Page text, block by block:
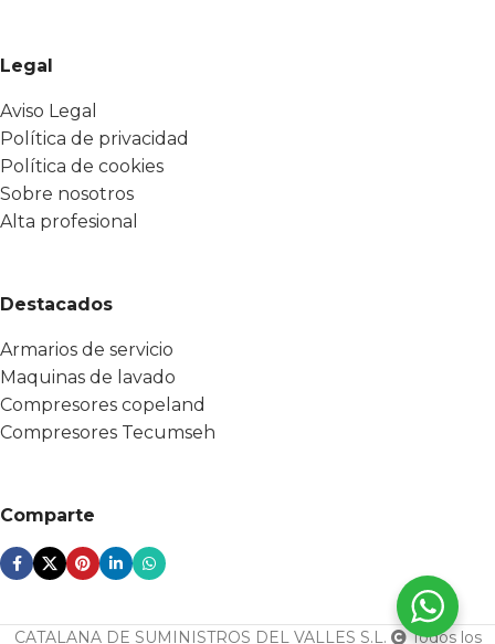
Legal
Aviso Legal
Política de privacidad
Política de cookies
Sobre nosotros
Alta profesional
Destacados
Armarios de servicio
Maquinas de lavado
Compresores copeland
Compresores Tecumseh
Comparte
CATALANA DE SUMINISTROS DEL VALLES S.L. Todos los